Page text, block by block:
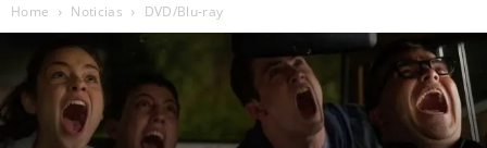
Home Noticias DVD/Blu-ray